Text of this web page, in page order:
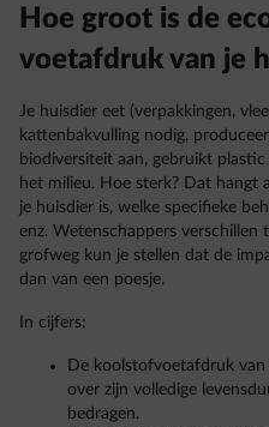
Hoe groot is de
voetafdruk van je
Je huisdier eet (verpakkingen,
kattenbakvulling nodig,
biodiversiteit aan, gebruikt
het milieu. Hoe sterk? Dat hangt
je huisdier is, welke specifieke
enz. Wetenschappers verschillen
grofweg kun je stellen dat de
dan van een poesje.
In cijfers:
De koolstofvoetafdruk
over zijn volledige
bedragen.